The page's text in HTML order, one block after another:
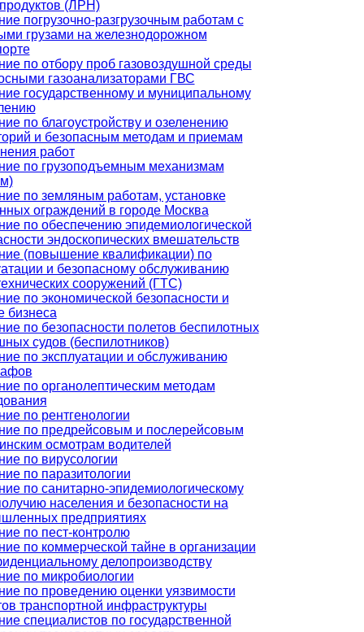
(ЛРН)
погрузочно-разгрузочным работам с
грузами на железнодорожном
по отбору проб газовоздушной среды
газоанализаторами ГВС
государственному и муниципальному
по благоустройству и озеленению
и безопасным методам и приемам
работ
по грузоподъемным механизмам
по земляным работам, установке
ограждений в городе Москва
по обеспечению эпидемиологической
эндоскопических вмешательств
(повышение квалификации) по
и безопасному обслуживанию
сооружений (ГТС)
по экономической безопасности и
бизнеса
по безопасности полетов беспилотных
судов (беспилотников)
по эксплуатации и обслуживанию
по органолептическим методам
по рентгенологии
по предрейсовым и послерейсовым
осмотрам водителей
по вирусологии
по паразитологии
по санитарно-эпидемиологическому
населения и безопасности на
предприятиях
по пест-контролю
по коммерческой тайне в организации
делопроизводству
по микробиологии
по проведению оценки уязвимости
транспортной инфраструктуры
специалистов по государственной